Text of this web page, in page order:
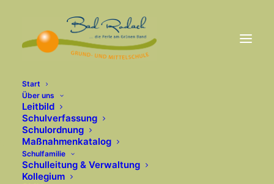
Start
Über uns
Leitbild
Schulverfassung
Schulordnung
Maßnahmenkatalog
Schulfamilie
Schulleitung & Verwaltung
Kollegium